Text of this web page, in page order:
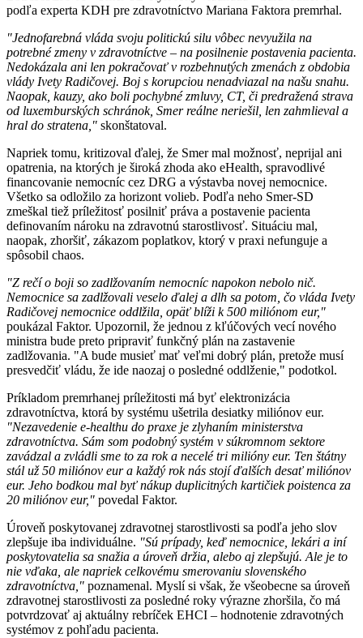
podľa experta KDH pre zdravotníctvo Mariana Faktora premrhal.
"Jednofarebná vláda svoju politickú silu vôbec nevyužila na
potrebné zmeny v zdravotníctve – na posilnenie postavenia pacienta.
Nedokázala ani len pokračovať v rozbehnutých zmenách z obdobia
vlády Ivety Radičovej. Boj s korupciou nenadviazal na našu snahu.
Naopak, kauzy, ako boli pochybné zmluvy, CT, či predražená strava
od luxemburských schránok, Smer reálne neriešil, len zahmlieval a
hral do stratena," skonštatoval.
Napriek tomu, kritizoval ďalej, že Smer mal možnosť, neprijal ani
opatrenia, na ktorých je široká zhoda ako eHealth, spravodlivé
financovanie nemocníc cez DRG a výstavba novej nemocnice.
Všetko sa odložilo za horizont volieb. Podľa neho Smer-SD
zmeškal tiež príležitosť posilniť práva a postavenie pacienta
definovaním nároku na zdravotnú starostlivosť. Situáciu mal,
naopak, zhoršiť, zákazom poplatkov, ktorý v praxi nefunguje a
spôsobil chaos.
"Z rečí o boji so zadlžovaním nemocníc napokon nebolo nič.
Nemocnice sa zadlžovali veselo ďalej a dlh sa potom, čo vláda Ivety
Radičovej nemocnice oddlžila, opäť blíži k 500 miliónom eur,"
poukázal Faktor. Upozornil, že jednou z kľúčových vecí nového
ministra bude preto pripraviť funkčný plán na zastavenie
zadlžovania. "A bude musieť mať veľmi dobrý plán, pretože musí
presvedčiť vládu, že ide naozaj o posledné oddlženie," podotkol.
Príkladom premrhanej príležitosti má byť elektronizácia
zdravotníctva, ktorá by systému ušetrila desiatky miliónov eur.
"Nezavedenie e-healthu do praxe je zlyhaním ministerstva
zdravotníctva. Sám som podobný systém v súkromnom sektore
zavádzal a zvládli sme to za rok a necelé tri milióny eur. Ten štátny
stál už 50 miliónov eur a každý rok nás stojí ďalších desať miliónov
eur. Jeho bodkou mal byť nákup duplicitných kartičiek poistenca za
20 miliónov eur," povedal Faktor.
Úroveň poskytovanej zdravotnej starostlivosti sa podľa jeho slov
zlepšuje iba individuálne. "Sú prípady, keď nemocnice, lekári a iní
poskytovatelia sa snažia a úroveň držia, alebo aj zlepšujú. Ale je to
nie vďaka, ale napriek celkovému smerovaniu slovenského
zdravotníctva," poznamenal. Myslí si však, že všeobecne sa úroveň
zdravotnej starostlivosti za posledné roky výrazne zhoršila, čo má
potvrdzovať aj aktuálny rebríček EHCI – hodnotenie zdravotných
systémov z pohľadu pacienta.